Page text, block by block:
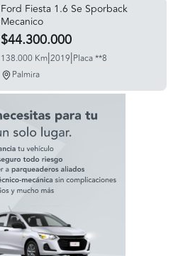
Ford Fiesta 1.6 Se Sporback
Mecanico
$44.300.000
138.000 Km|2019|Placa **8
Palmira